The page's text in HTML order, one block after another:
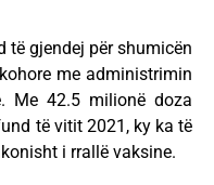
të gjendej për shumicën
me administrimin
Me 42.5 milionë doza
të vitit 2021, ky ka të
i rrallë vaksine.